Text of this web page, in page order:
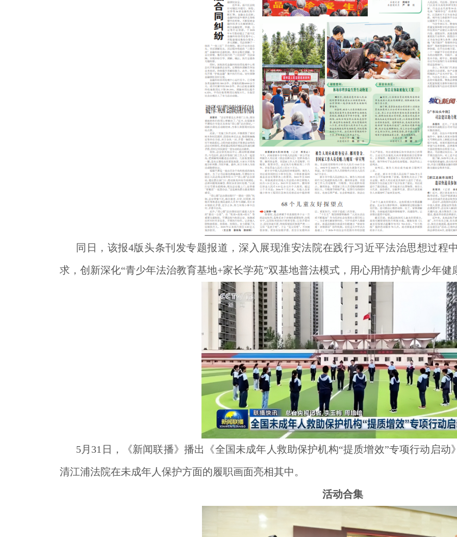
同日，该报4版头条刊发专题报道，深入展现淮安法院在践行习近平法治思想过程
求，创新深化“青少年法治教育基地+家长学苑”双基地普法模式，用心用情护航青少年健
5月31日，《新闻联播》播出《全国未成年人救助保护机构“提质增效”专项行动启
清江浦法院在未成年人保护方面的履职画面亮相其中。
活动合集